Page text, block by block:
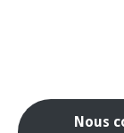
Nous